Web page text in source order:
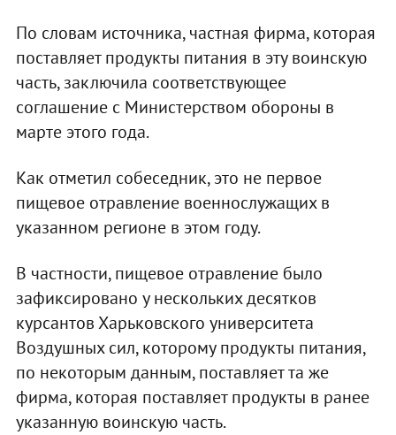
По словам источника, частная фирма, которая
поставляет продукты питания в эту воинскую
часть, заключила соответствующее
соглашение с Министерством обороны в
марте этого года.
Как отметил собеседник, это не первое
пищевое отравление военнослужащих в
указанном регионе в этом году.
В частности, пищевое отравление было
зафиксировано у нескольких десятков
курсантов Харьковского университета
Воздушных сил, которому продукты питания,
по некоторым данным, поставляет та же
фирма, которая поставляет продукты в ранее
указанную воинскую часть.